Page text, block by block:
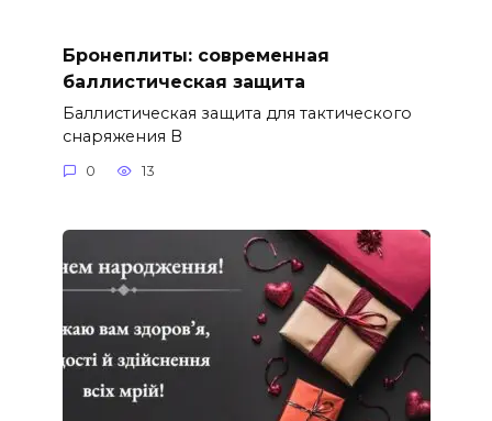
Бронеплиты: современная
баллистическая защита
Баллистическая защита для тактического
снаряжения В
0 13